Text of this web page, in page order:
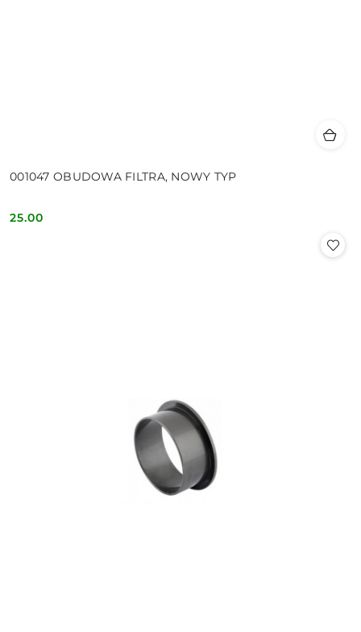
001047 OBUDOWA FILTRA, NOWY TYP
Cena:
25.00